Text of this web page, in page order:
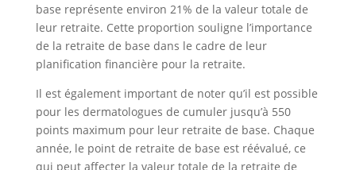
base représente environ 21% de la valeur totale de
leur retraite. Cette proportion souligne l’importance
de la retraite de base dans le cadre de leur
planification financière pour la retraite.
Il est également important de noter qu’il est possible
pour les dermatologues de cumuler jusqu’à 550
points maximum pour leur retraite de base. Chaque
année, le point de retraite de base est réévalué, ce
qui peut affecter la valeur totale de la retraite de